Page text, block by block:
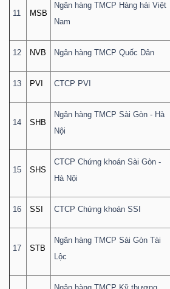
11 MSB
Ngân hàng TMCP Hàng hải Việt
Nam
12 NVB Ngân hàng TMCP Quốc Dân
13 PVI CTCP PVI
14 SHB
Ngân hàng TMCP Sài Gòn - Hà
Nội
15 SHS
CTCP Chứng khoán Sài Gòn -
Hà Nội
16 SSI CTCP Chứng khoán SSI
17 STB
Ngân hàng TMCP Sài Gòn Tài
Lộc
Lãnh
(-)
tức
giả